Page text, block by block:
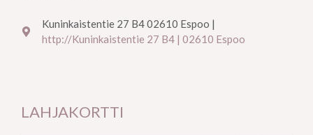
Kuninkaistentie 27 B4 02610 Espoo |
http://Kuninkaistentie 27 B4 | 02610 Espoo
LAHJAKORTTI